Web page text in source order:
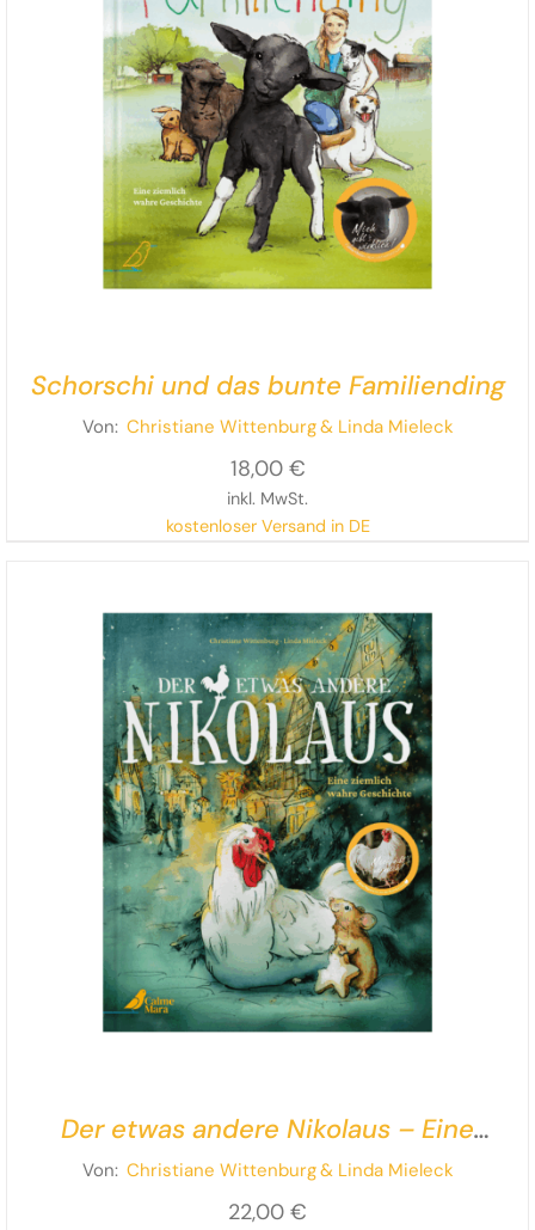
Schorschi und das bunte Familiending
Von: Christiane Wittenburg& Linda Mieleck
18,00 €
inkl. MwSt.
kostenloser Versand in DE
Der etwas andere Nikolaus – Eine
ziemlich wahre Geschichte
Von: Christiane Wittenburg& Linda Mieleck
22,00 €